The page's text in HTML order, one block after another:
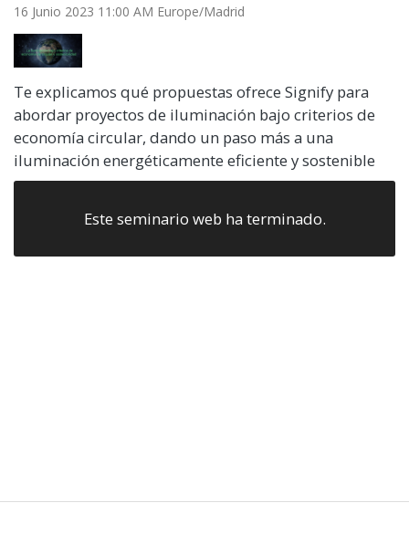
16 Junio 2023 11:00 AM Europe/Madrid
Te explicamos qué propuestas ofrece Signify para
abordar proyectos de iluminación bajo criterios de
economía circular, dando un paso más a una
iluminación energéticamente eficiente y sostenible
Este seminario web ha terminado.